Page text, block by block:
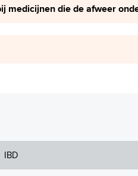
medicijnen die de afweer
IBD